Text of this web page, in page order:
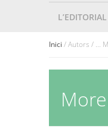
L’EDITORIAL
Inici / Autors / ...